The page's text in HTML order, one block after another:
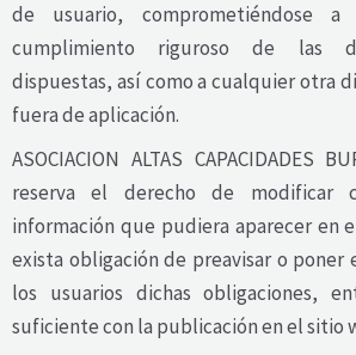
de usuario, comprometiéndose
cumplimiento riguroso de las
dispuestas, así como a cualquier otra
fuera de aplicación.
ASOCIACION ALTAS CAPACIDADES
reserva el derecho de modificar
información que pudiera aparecer en
exista obligación de preavisar o poner
los usuarios dichas obligaciones,
suficiente con la publicación en el sitio